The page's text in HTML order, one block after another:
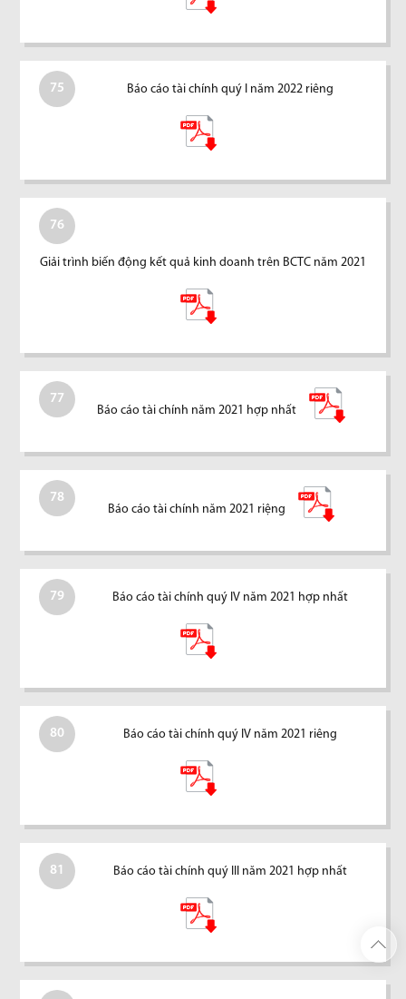
75 Báo cáo tài chính quý I năm 2022 riêng
76
Giải trình biến động kết quả kinh doanh trên BCTC năm 2021
77
Báo cáo tài chính năm 2021 hợp nhất
78
Báo cáo tài chính năm 2021 riệng
79 Báo cáo tài chính quý IV năm 2021 hợp nhất
80 Báo cáo tài chính quý IV năm 2021 riêng
81 Báo cáo tài chính quý III năm 2021 hợp nhất